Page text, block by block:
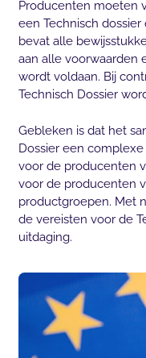
Producenten moeten
een Technisch
bevat alle
aan alle voorwaarden
wordt voldaan. Bij
Technisch Dossier
Gebleken is dat het
Dossier een
voor de producenten
voor de producenten
productgroepen. Met
de vereisten voor de
uitdaging.